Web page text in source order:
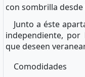
con sombrilla desde
Junto a éste
independiente,
que deseen
Comodidades